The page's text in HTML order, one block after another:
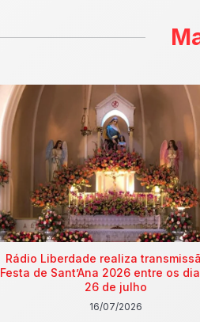
Rádio Liberdade realiza
Festa de Sant’Ana 2026 entre os
26 de julho
16/07/2026